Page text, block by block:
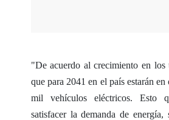
"De acuerdo al crecimiento en los
que para 2041 en el país estarán
mil vehículos eléctricos. Esto
satisfacer la demanda de energía,